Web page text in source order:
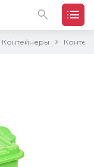
Контейнеры